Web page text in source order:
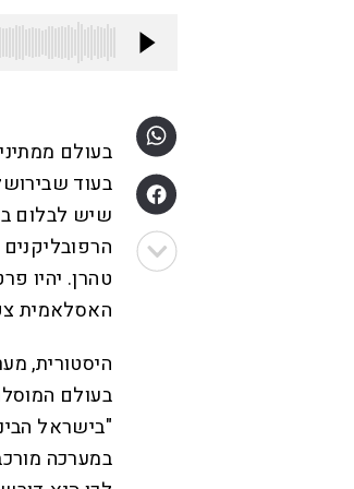
בעולם
בעוד
שיש לבלום
טהרן. יהיו
האסלאמית
היסטורית,
בעולם
"בישראל
במערכה